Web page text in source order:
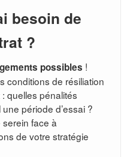
besoin de
?
possibles !
conditions de résiliation
quelles pénalités
période d’essai ?
serein face à
de votre stratégie